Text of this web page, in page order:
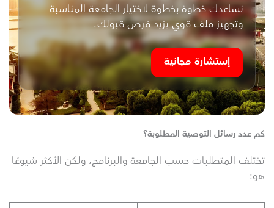
نساعدك خطوة بخطوة لاختيار الجامعة المناسبة
وتجهيز ملف قوي يزيد فرص قبولك.
إستشارة مجانية
كم عدد رسائل التوصية المطلوبة؟
تختلف المتطلبات حسب الجامعة والبرنامج، ولكن الأكثر شيوعًا
هو: